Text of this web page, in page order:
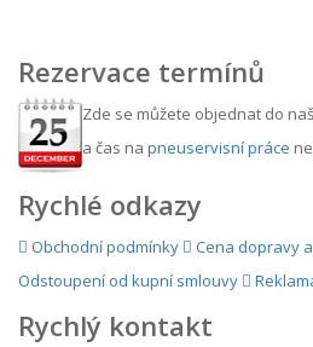
Rezervace termínů
Zde se můžete objednat do
a čas na pneuservisní práce
Rychlé odkazy
Obchodní podmínky
Cena dopravy
Odstoupení od kupní smlouvy
Rychlý kontakt